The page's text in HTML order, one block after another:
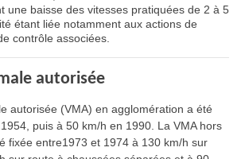
une baisse des vitesses pratiquées de 2 à 5
étant liée notamment aux actions de
contrôle associées.
autorisée
autorisée (VMA) en agglomération a été
puis à 50 km/h en 1990. La VMA hors
fixée entre1973 et 1974 à 130 km/h sur